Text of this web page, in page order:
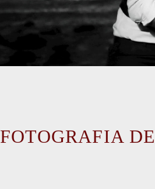
FOTOGRAFIA